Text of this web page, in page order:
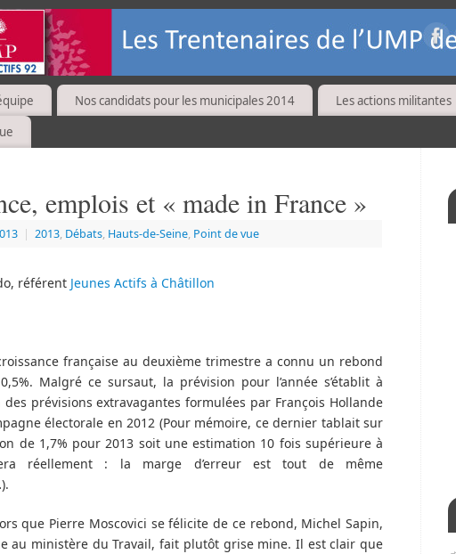
Nos candidats pour les municipales 2014
Les actions militantes
emplois et « made in France »
| 2013, Débats, Hauts-de-Seine, Point de vue
référent Jeunes Actifs à Châtillon
française au deuxième trimestre a connu un rebond
Malgré ce sursaut, la prévision pour l’année s’établit à
prévisions extravagantes formulées par François Hollande
électorale en 2012 (Pour mémoire, ce dernier tablait sur
de 1,7% pour 2013 soit une estimation 10 fois supérieure à
réellement : la marge d’erreur est tout de même
que Pierre Moscovici se félicite de ce rebond, Michel Sapin,
au ministère du Travail, fait plutôt grise mine. Il est clair que